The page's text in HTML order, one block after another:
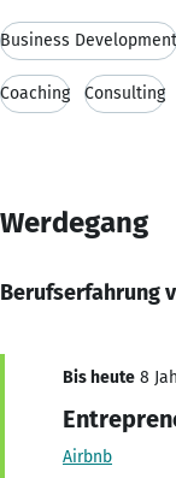
Business Development
Coaching Consulting
Werdegang
Berufserfahrung
Bis heute 8
Airbnb